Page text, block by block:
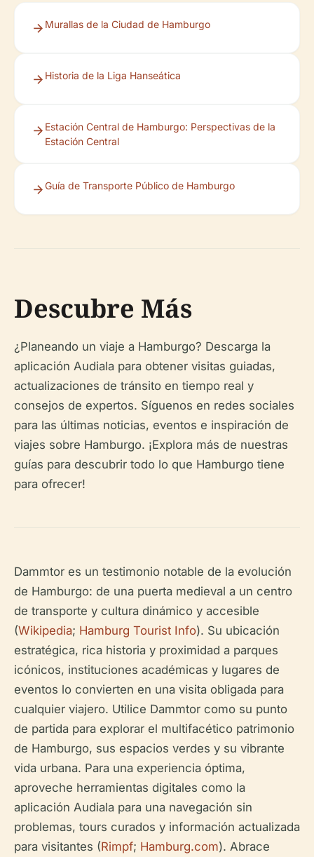
Murallas de la Ciudad de Hamburgo
Historia de la Liga Hanseática
Estación Central de Hamburgo: Perspectivas de la
Estación Central
Guía de Transporte Público de Hamburgo
Descubre Más
¿Planeando un viaje a Hamburgo? Descarga la
aplicación Audiala para obtener visitas guiadas,
actualizaciones de tránsito en tiempo real y
consejos de expertos. Síguenos en redes sociales
para las últimas noticias, eventos e inspiración de
viajes sobre Hamburgo. ¡Explora más de nuestras
guías para descubrir todo lo que Hamburgo tiene
para ofrecer!
Dammtor es un testimonio notable de la evolución
de Hamburgo: de una puerta medieval a un centro
de transporte y cultura dinámico y accesible
(Wikipedia; Hamburg Tourist Info). Su ubicación
estratégica, rica historia y proximidad a parques
icónicos, instituciones académicas y lugares de
eventos lo convierten en una visita obligada para
cualquier viajero. Utilice Dammtor como su punto
de partida para explorar el multifacético patrimonio
de Hamburgo, sus espacios verdes y su vibrante
vida urbana. Para una experiencia óptima,
aproveche herramientas digitales como la
aplicación Audiala para una navegación sin
problemas, tours curados y información actualizada
para visitantes (Rimpf; Hamburg.com). Abrace